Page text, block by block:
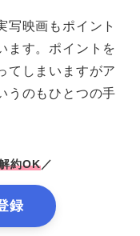
写映画もポイント
ます。ポイントを
てしまいますがア
うのもひとつの手
約OK／
録